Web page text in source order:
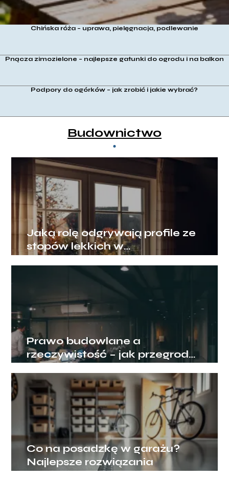
Chińska róża – uprawa, pielęgnacja, podlewanie
Pnącza zimozielone – najlepsze gatunki do ogrodu i na balkon
Podpory do ogórków – jak zrobić i jakie wybrać?
Budownictwo
Jaką rolę odgrywają profile ze
stopów lekkich w
nowoczesnym budownictwie?
Prawo budowlane a
rzeczywistość – jak przegrody
Co na posadzkę w garażu?
Najlepsze rozwiązania